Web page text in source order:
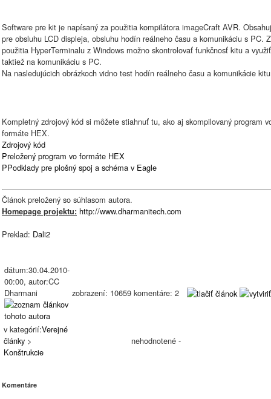
Software pre kit je napísaný za použitia kompilátora imageCraft AVR.
pre obsluhu LCD displeja, obsluhu hodín reálneho času a komunikáciu s PC.
použitia HyperTerminalu z Windows možno skontrolovať funkčnosť kitu a
taktiež na komunikáciu s PC.
Na nasledujúcich obrázkoch vidno test hodín reálneho času a komunikácie
Kompletný zdrojový kód si môžete stiahnuť tu, ako aj skompilovaný program
formáte HEX.
Zdrojový kód
Preložený program vo formáte HEX
PPodklady pre plošný spoj a schéma v Eagle
Článok preložený so súhlasom autora.
Homepage projektu: http://www.dharmanitech.com
Preklad: Dali2
dátum:30.04.2010-
00:00, autor:CC
Dharmani
zobrazení: 10659 komentáre: 2
v kategórií:Verejné
články >
Konštrukcie
nehodnotené -
Komentáre